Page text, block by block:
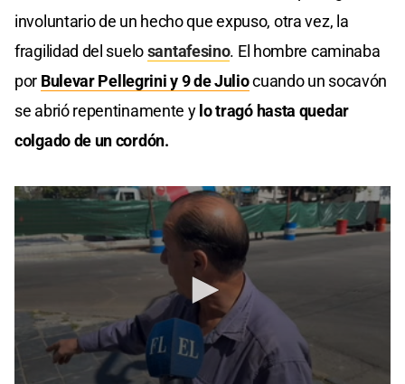
involuntario de un hecho que expuso, otra vez, la
fragilidad del suelosantafesino. El hombre caminaba
por Bulevar Pellegrini y 9 de Juliocuando un socavón
se abrió repentinamente ylo tragó hasta quedar
colgado de un cordón.